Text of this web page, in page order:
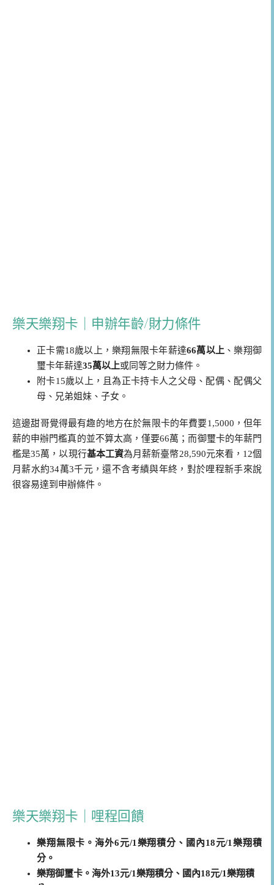
樂天樂翔卡｜申辦年齡/財力條件
正卡需18歲以上，樂翔無限卡年薪達66萬以上 、樂翔御
璽卡年薪達35萬以上或同等之財力條件。
附卡15歲以上，且為正卡持卡人之父母、配偶、配偶父
母、兄弟姐妹、子女。
這邊甜哥覺得最有趣的地方在於無限卡的年費要1,5000，但年
薪的申辦門檻真的並不算太高，僅要66萬；而御璽卡的年薪門
檻是35萬，以現行基本工資為月薪新臺幣28,590元來看，12個
月薪水約34萬3千元，還不含考績與年終，對於哩程新手來說
很容易達到申辦條件。
樂天樂翔卡｜哩程回饋
樂翔無限卡。海外6元/1樂翔積分、國內18元/1樂翔積
分。
樂翔御璽卡。海外13元/1樂翔積分、國內18元/1樂翔積